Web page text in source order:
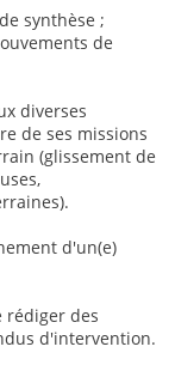
synthèse ;
de
diverses
de ses missions
(glissement de
d'un(e)
rédiger des
d'intervention.